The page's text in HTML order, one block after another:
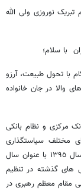
نوروزی ولی الله
با سلام؛
با تحول طبیعت، آرزو
والا در جان خانواده
بانک مرکزی و نظام بانکی
مختلف سیاستگذاری
پولی، بانکی و ارزی برخوردار بود. باتوجه به وجه تسمیه سال ١٣٩٥ با عنوان سال
های گذشته در تنظیم
مقام معظم رهبری در